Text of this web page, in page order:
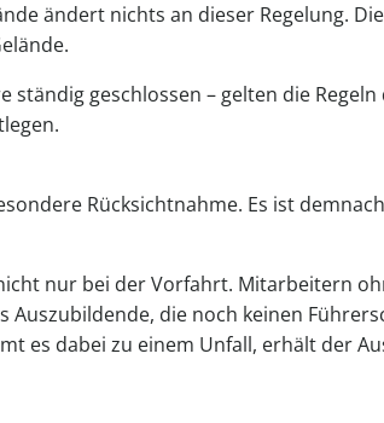
ändert nichts an dieser Regelung.
geschlossen – gelten die Regeln
Rücksichtnahme. Es ist
nur bei der Vorfahrt. Mitarbeitern
Auszubildende, die noch keinen
es dabei zu einem Unfall, erhält der